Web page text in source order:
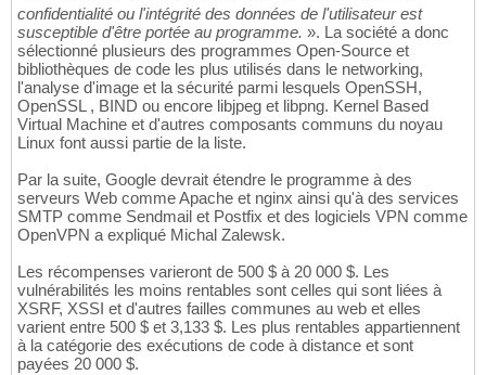
confidentialité ou l'intégrité des données de l'utilisateur est
susceptible d'être portée au programme. ». La société a donc
sélectionné plusieurs des programmes Open-Source et
bibliothèques de code les plus utilisés dans le networking,
l'analyse d'image et la sécurité parmi lesquels OpenSSH,
OpenSSL , BIND ou encore libjpeg et libpng. Kernel Based
Virtual Machine et d'autres composants communs du noyau
Linux font aussi partie de la liste.
Par la suite, Google devrait étendre le programme à des
serveurs Web comme Apache et nginx ainsi qu'à des services
SMTP comme Sendmail et Postfix et des logiciels VPN comme
OpenVPN a expliqué Michal Zalewsk.
Les récompenses varieront de 500 $ à 20 000 $. Les
vulnérabilités les moins rentables sont celles qui sont liées à
XSRF, XSSI et d'autres failles communes au web et elles
varient entre 500 $ et 3,133 $. Les plus rentables appartiennent
à la catégorie des exécutions de code à distance et sont
payées 20 000 $.